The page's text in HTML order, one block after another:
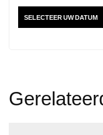
SELECTEER UW DATUM